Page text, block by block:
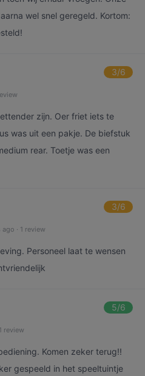
wel snel geregeld. Kortom:
3/6
zijn. Oer friet iets te
was uit een pakje. De biefstuk
rear. Toetje was een
3/6
ago · 1 review
Personeel laat te wensen
5/6
1 review
Komen zeker terug!!
gespeeld in het speeltuintje